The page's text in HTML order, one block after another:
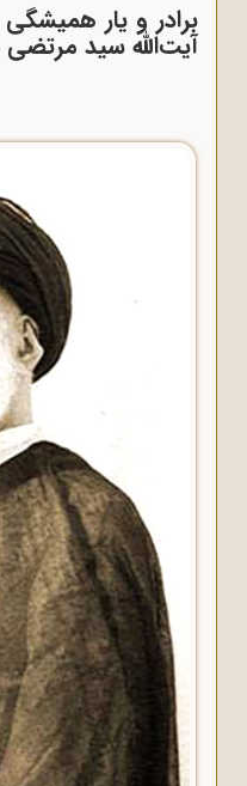
برادر و یار
آیت‌الله سید مرتضی